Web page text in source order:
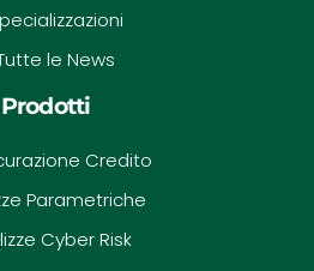
le News
Prodotti
Credito
Parametriche
Cyber Risk